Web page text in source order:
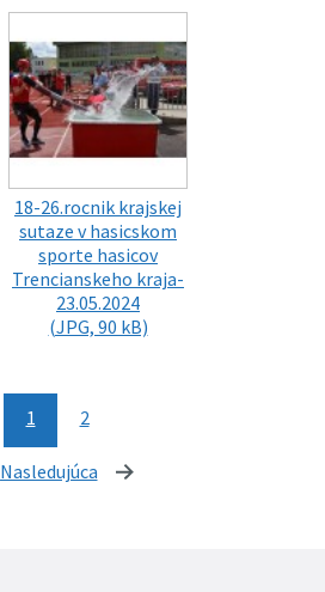
18-26.rocnik krajskej
sutaze v hasicskom
sporte hasicov
Trencianskeho kraja-
23.05.2024
(JPG, 90 kB)
1 2
Nasledujúca stránka